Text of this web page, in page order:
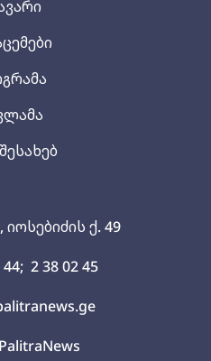
ქ. 49
44; 2 38 02 45